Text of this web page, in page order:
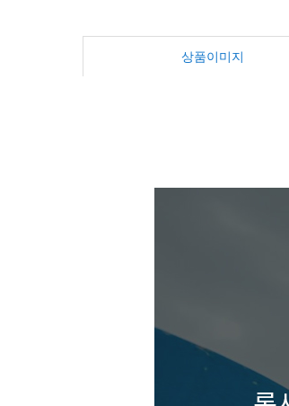
상품이미지